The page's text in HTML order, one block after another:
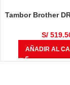
Tambor Brother
S/
AÑADIR AL